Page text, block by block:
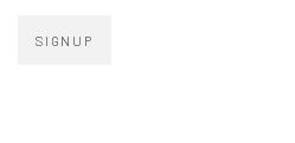
SIGNUP